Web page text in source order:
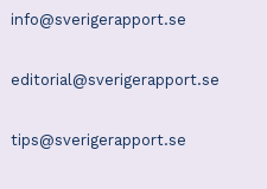
info@sverigerapport.se
editorial@sverigerapport.se
tips@sverigerapport.se